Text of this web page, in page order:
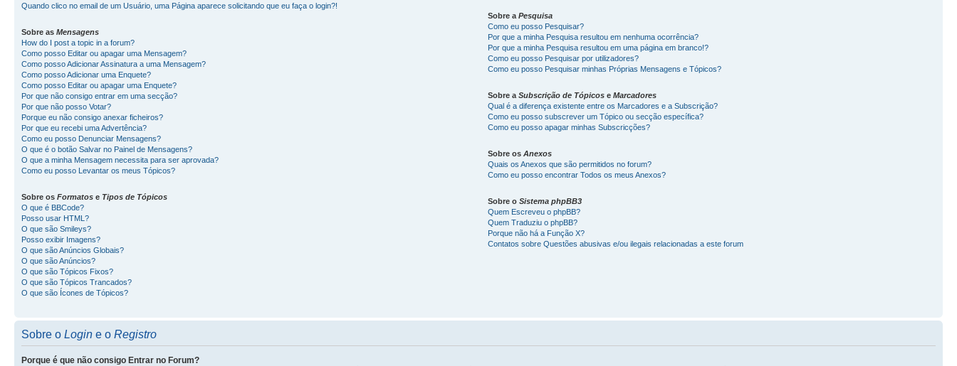
Quando clico no email de um Usuário, uma Página aparece solicitando que eu faça o login?!
Sobre as Mensagens
How do I post a topic in a forum?
Como posso Editar ou apagar uma Mensagem?
Como posso Adicionar Assinatura a uma Mensagem?
Como posso Adicionar uma Enquete?
Como posso Editar ou apagar uma Enquete?
Por que não consigo entrar em uma secção?
Por que não posso Votar?
Porque eu não consigo anexar ficheiros?
Por que eu recebi uma Advertência?
Como eu posso Denunciar Mensagens?
O que é o botão Salvar no Painel de Mensagens?
O que a minha Mensagem necessita para ser aprovada?
Como eu posso Levantar os meus Tópicos?
Sobre os Formatos e Tipos de Tópicos
O que é BBCode?
Posso usar HTML?
O que são Smileys?
Posso exibir Imagens?
O que são Anúncios Globais?
O que são Anúncios?
O que são Tópicos Fixos?
O que são Tópicos Trancados?
O que são Ícones de Tópicos?
Sobre a Pesquisa
Como eu posso Pesquisar?
Por que a minha Pesquisa resultou em nenhuma ocorrência?
Por que a minha Pesquisa resultou em uma página em branco!?
Como eu posso Pesquisar por utilizadores?
Como eu posso Pesquisar minhas Próprias Mensagens e Tópicos?
Sobre a Subscrição de Tópicose Marcadores
Qual é a diferença existente entre os Marcadores e a Subscrição?
Como eu posso subscrever um Tópico ou secção específica?
Como eu posso apagar minhas Subscricções?
Sobre os Anexos
Quais os Anexos que são permitidos no forum?
Como eu posso encontrar Todos os meus Anexos?
Sobre o Sistema phpBB3
Quem Escreveu o phpBB?
Quem Traduziu o phpBB?
Porque não há a Função X?
Contatos sobre Questões abusivas e/ou ilegais relacionadas a este forum
Sobre o Login e o Registro
Porque é que não consigo Entrar no Forum?